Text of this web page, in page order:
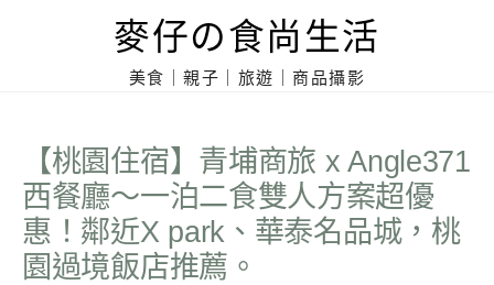
麥仔の食尚生活
美食｜親子｜旅遊｜商品攝影
【桃園住宿】青埔商旅 x Angle371
西餐廳～一泊二食雙人方案超優
惠！鄰近X park、華泰名品城，桃
園過境飯店推薦。